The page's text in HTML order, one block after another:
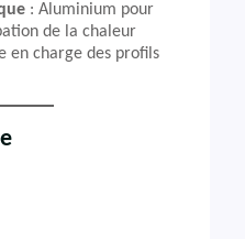
: Aluminium pour
de la chaleur
en charge des profils